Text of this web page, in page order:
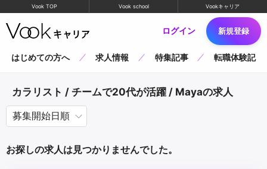
Vook TOP Vook school Vookキャリア
ログイン 新規登録
はじめての方へ 求人情報 特集記事 転職体験記
カラリスト / チームで20代が活躍 / Mayaの求人
お探しの求人は見つかりませんでした。